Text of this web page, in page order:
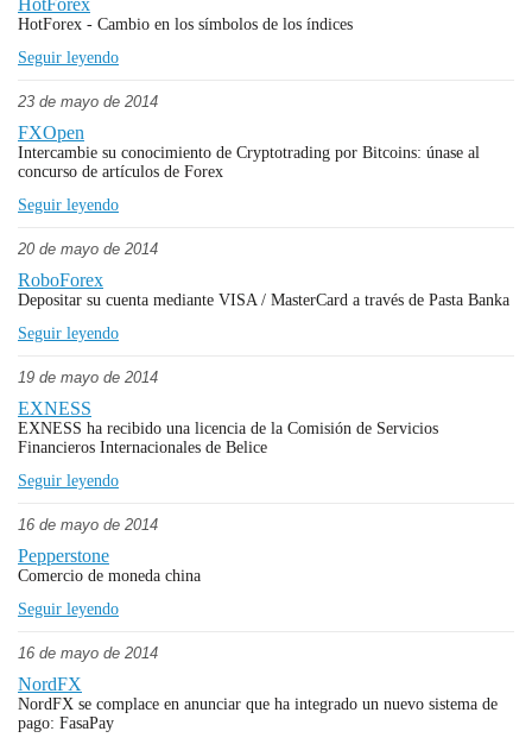
HotForex
HotForex - Cambio en los símbolos de los índices
Seguir leyendo
23 de mayo de 2014
FXOpen
Intercambie su conocimiento de Cryptotrading por Bitcoins: únase al
concurso de artículos de Forex
Seguir leyendo
20 de mayo de 2014
RoboForex
Depositar su cuenta mediante VISA / MasterCard a través de Pasta Banka
Seguir leyendo
19 de mayo de 2014
EXNESS
EXNESS ha recibido una licencia de la Comisión de Servicios
Financieros Internacionales de Belice
Seguir leyendo
16 de mayo de 2014
Pepperstone
Comercio de moneda china
Seguir leyendo
16 de mayo de 2014
NordFX
NordFX se complace en anunciar que ha integrado un nuevo sistema de
pago: FasaPay